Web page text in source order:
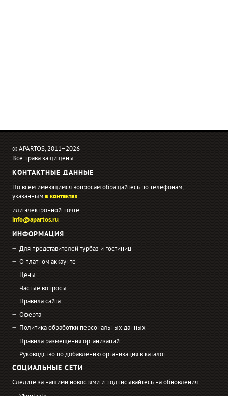
© APARTOS, 2011−2026
Все права защищены
КОНТАКТНЫЕ ДАННЫЕ
По всем имеющимся вопросам обращайтесь по телефонам,
указаннымв контактах
или электронной почте:
info@apartos.ru
ИНФОРМАЦИЯ
Для представителей турбаз и гостиниц
О платном аккаунте
Цены
Частые вопросы
Правила сайта
Оферта
Политика обработки персональных данных
Правила размещения организаций
Руководство по добавлению организация в каталог
СОЦИАЛЬНЫЕ СЕТИ
Следите за нашими новостями и подписывайтесь на обновления